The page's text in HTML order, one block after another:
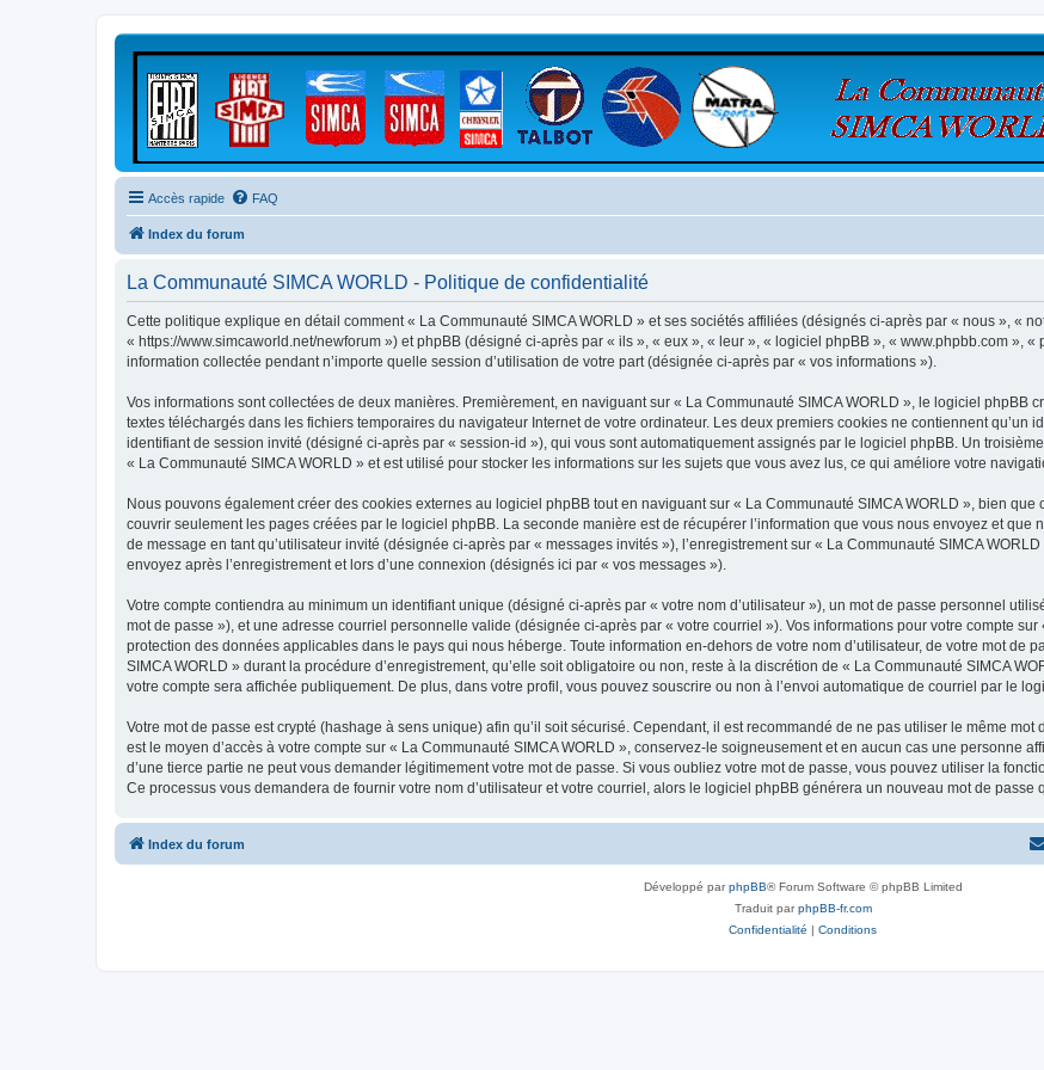
Accès rapide FAQ
Index du forum
La Communauté SIMCA WORLD - Politique de confidentialité
Cette politique explique en détail comment « La Communauté SIMCA WORLD » et ses sociétés affiliées (désignés ci-après par « nous », «
« https://www.simcaworld.net/newforum ») et phpBB (désigné ci-après par « ils », « eux », « leur », « logiciel phpBB », « www.phpbb.com »,
information collectée pendant n’importe quelle session d’utilisation de votre part (désignée ci-après par « vos informations »).
Vos informations sont collectées de deux manières. Premièrement, en naviguant sur « La Communauté SIMCA WORLD », le logiciel phpBB
textes téléchargés dans les fichiers temporaires du navigateur Internet de votre ordinateur. Les deux premiers cookies ne contiennent qu’un
identifiant de session invité (désigné ci-après par « session-id »), qui vous sont automatiquement assignés par le logiciel phpBB. Un
« La Communauté SIMCA WORLD » et est utilisé pour stocker les informations sur les sujets que vous avez lus, ce qui améliore votre
Nous pouvons également créer des cookies externes au logiciel phpBB tout en naviguant sur « La Communauté SIMCA WORLD », bien
couvrir seulement les pages créées par le logiciel phpBB. La seconde manière est de récupérer l’information que vous nous envoyez et que
de message en tant qu’utilisateur invité (désignée ci-après par « messages invités »), l’enregistrement sur « La Communauté SIMCA
envoyez après l’enregistrement et lors d’une connexion (désignés ici par « vos messages »).
Votre compte contiendra au minimum un identifiant unique (désigné ci-après par « votre nom d’utilisateur »), un mot de passe personnel
mot de passe »), et une adresse courriel personnelle valide (désignée ci-après par « votre courriel »). Vos informations pour votre compte
protection des données applicables dans le pays qui nous héberge. Toute information en-dehors de votre nom d’utilisateur, de votre mot de
SIMCA WORLD » durant la procédure d’enregistrement, qu’elle soit obligatoire ou non, reste à la discrétion de « La Communauté SIMCA
votre compte sera affichée publiquement. De plus, dans votre profil, vous pouvez souscrire ou non à l’envoi automatique de courriel par le
Votre mot de passe est crypté (hashage à sens unique) afin qu’il soit sécurisé. Cependant, il est recommandé de ne pas utiliser le même
est le moyen d’accès à votre compte sur « La Communauté SIMCA WORLD », conservez-le soigneusement et en aucun cas une personne
d’une tierce partie ne peut vous demander légitimement votre mot de passe. Si vous oubliez votre mot de passe, vous pouvez utiliser la
Ce processus vous demandera de fournir votre nom d’utilisateur et votre courriel, alors le logiciel phpBB générera un nouveau mot de passe
Index du forum
Développé parphpBB® Forum Software © phpBB Limited
Traduit parphpBB-fr.com
Confidentialité | Conditions